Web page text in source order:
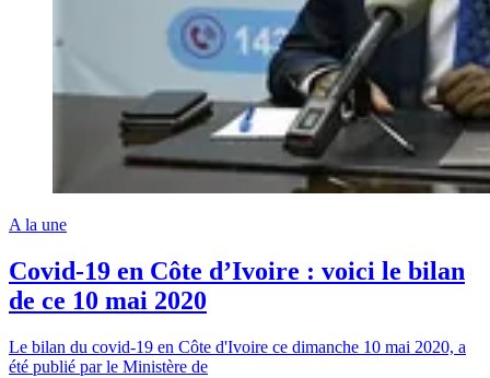
A la une
Covid-19 en Côte d’Ivoire : voici le bilan
de ce 10 mai 2020
Le bilan du covid-19 en Côte d'Ivoire ce dimanche 10 mai 2020, a
été publié par le Ministère de